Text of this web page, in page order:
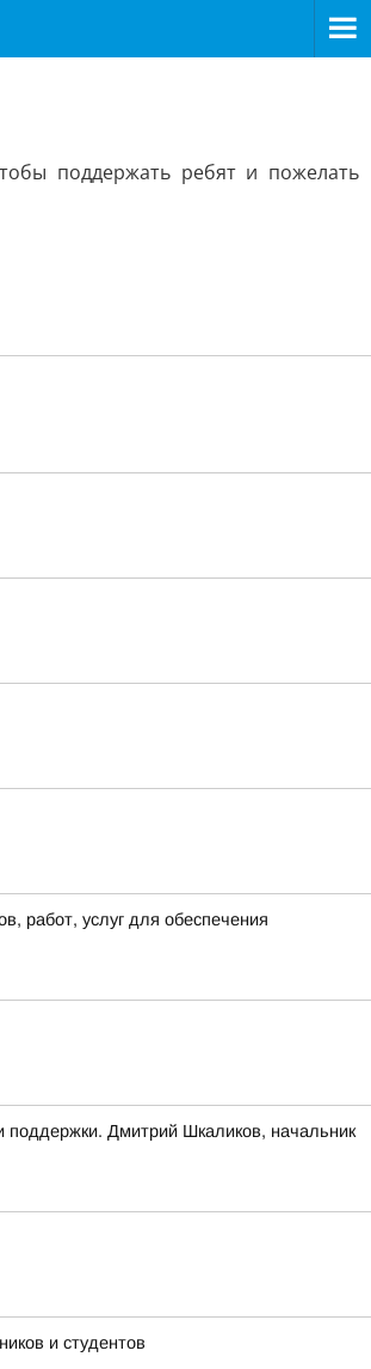
поддержать ребят и пожелать
работ, услуг для обеспечения
Дмитрий Шкаликов, начальник
и студентов